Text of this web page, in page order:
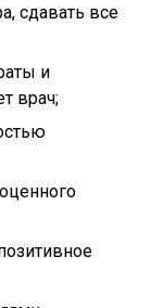
сдавать все
и
врач;